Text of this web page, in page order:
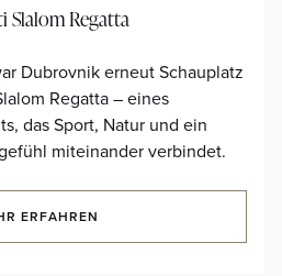
Slalom Regatta
Dubrovnik erneut Schauplatz
Regatta – eines
das Sport, Natur und ein
miteinander verbindet.
ERFAHREN